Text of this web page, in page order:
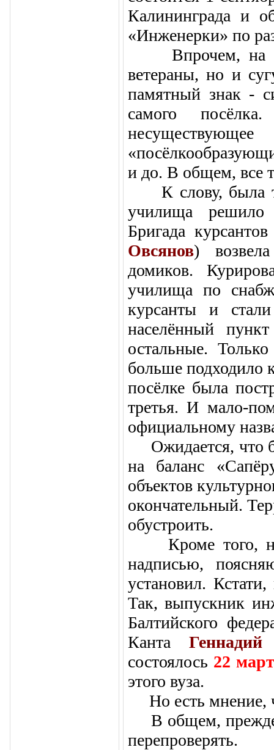
Калининграда и
«Инженерки» по
Впрочем, на
ветераны, но и
памятный знак -
самого
и до. В общем, все
К слову, была
училища решило
Бригада
Овсянов)
домиков.
училища по
курсанты и
населённый
остальные.
больше подходило
посёлке была
третья. И мало-
офици­альному
Ожидается, что
на баланс
объектов
окончательный.
обустроить.
Кроме того, на
надписью,
установил.
Так, выпускник
Балтийского
Канта
состоялось 22
этого вуза.
Но есть мне­ние,
В общем, прежде
перепроверять.